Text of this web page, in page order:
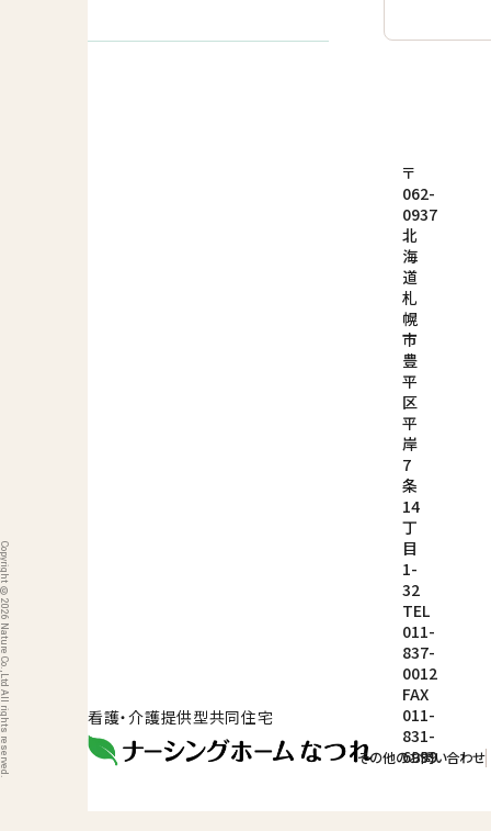
その他のお問い合わせ
看護・介護提供型共同住宅
〒
062-
0937
北
海
道
札
幌
市
豊
平
区
平
岸
7
条
14
丁
目
1-
32
TEL
011-
837-
0012
FAX
011-
831-
6999
Copyright © 2026 Nature Co.,Ltd All rights reserved.